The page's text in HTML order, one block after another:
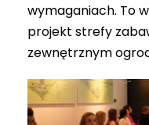
wymaganiach. To
projekt strefy
zewnętrznym